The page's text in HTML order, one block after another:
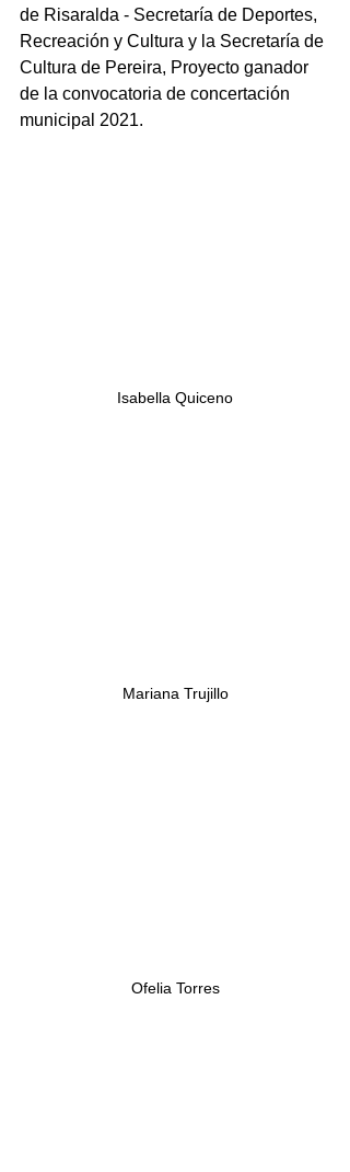
de Risaralda - Secretaría de Deportes,
Recreación y Cultura y la Secretaría de
Cultura de Pereira, Proyecto ganador
de la convocatoria de concertación
municipal 2021.
Isabella Quiceno
Mariana Trujillo
Ofelia Torres